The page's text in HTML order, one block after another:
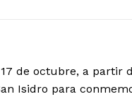
17 de octubre, a partir
Isidro para